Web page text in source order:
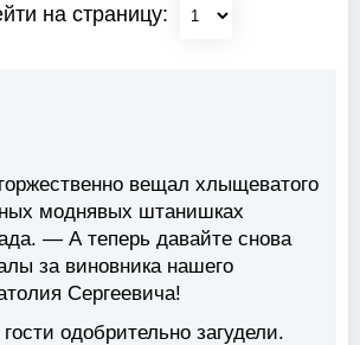
на страницу:
вещал хлыщеватого
моднявых штанишках
— А теперь давайте снова
за виновника нашего
Сергеевича!
одобрительно загудели.